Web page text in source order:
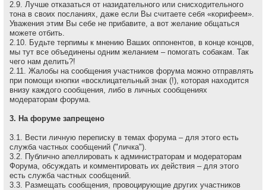
2.9. Лучше отказаться от назидательного или снисходительного
тона в своих посланиях, даже если Вы считаете себя «корифеем».
Уважения этим Вы себе не прибавите, а вот желание общаться
можете отбить.
2.10. Будьте терпимы к мнению Ваших оппонентов, в конце концов,
мы тут все объединены одним желанием – помогать собакам. Так
чего нам делить?!
2.11. Жалобы на сообщения участников форума можно отправлять
при помощи кнопки «восклицательный знак (!), которая находится
внизу каждого сообщения, либо в личных сообщениях
модераторам форума.
3. На форуме запрещено
3.1. Вести личную переписку в темах форума – для этого есть
служба частных сообщений ("личка").
3.2. Публично апеллировать к администраторам и модеpатоpам
Форума, обсуждать и комментировать их действия – для этого
есть служба частных сообщений.
3.3. Размещать сообщения, провоцирующие других участников